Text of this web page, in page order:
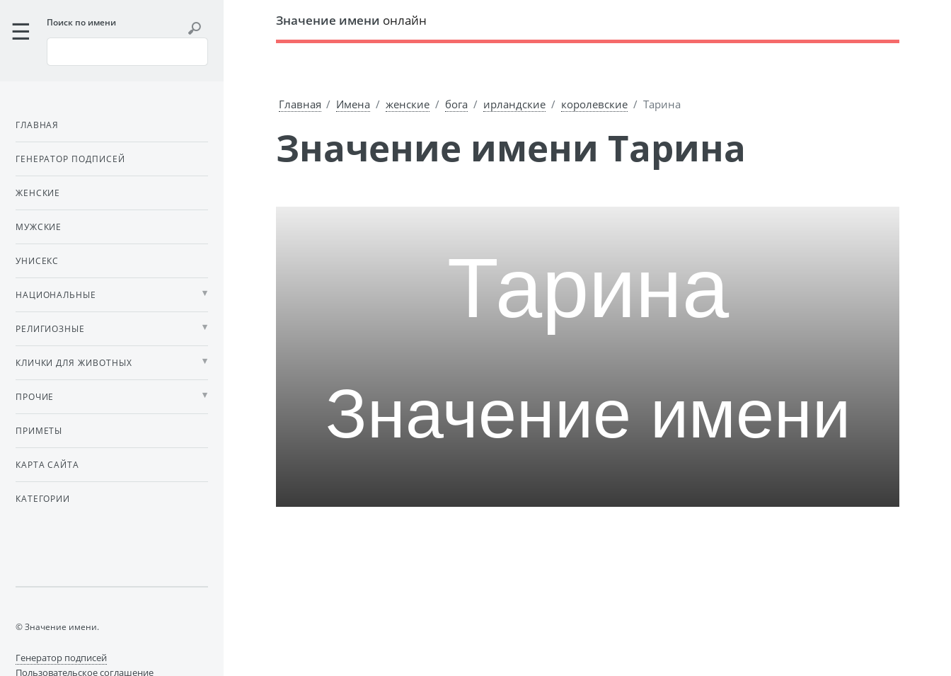
Значение имени онлайн
Главная Имена женские бога ирландские королевские Тарина
Значение имени Тарина
Поиск по имени
ГЛАВНАЯ
ГЕНЕРАТОР ПОДПИСЕЙ
ЖЕНСКИЕ
МУЖСКИЕ
УНИСЕКС
НАЦИОНАЛЬНЫЕ
РЕЛИГИОЗНЫЕ
КЛИЧКИ ДЛЯ ЖИВОТНЫХ
ПРОЧИЕ
ПРИМЕТЫ
КАРТА САЙТА
КАТЕГОРИИ
© Значение имени.
Генератор подписей
Пользовательское соглашение